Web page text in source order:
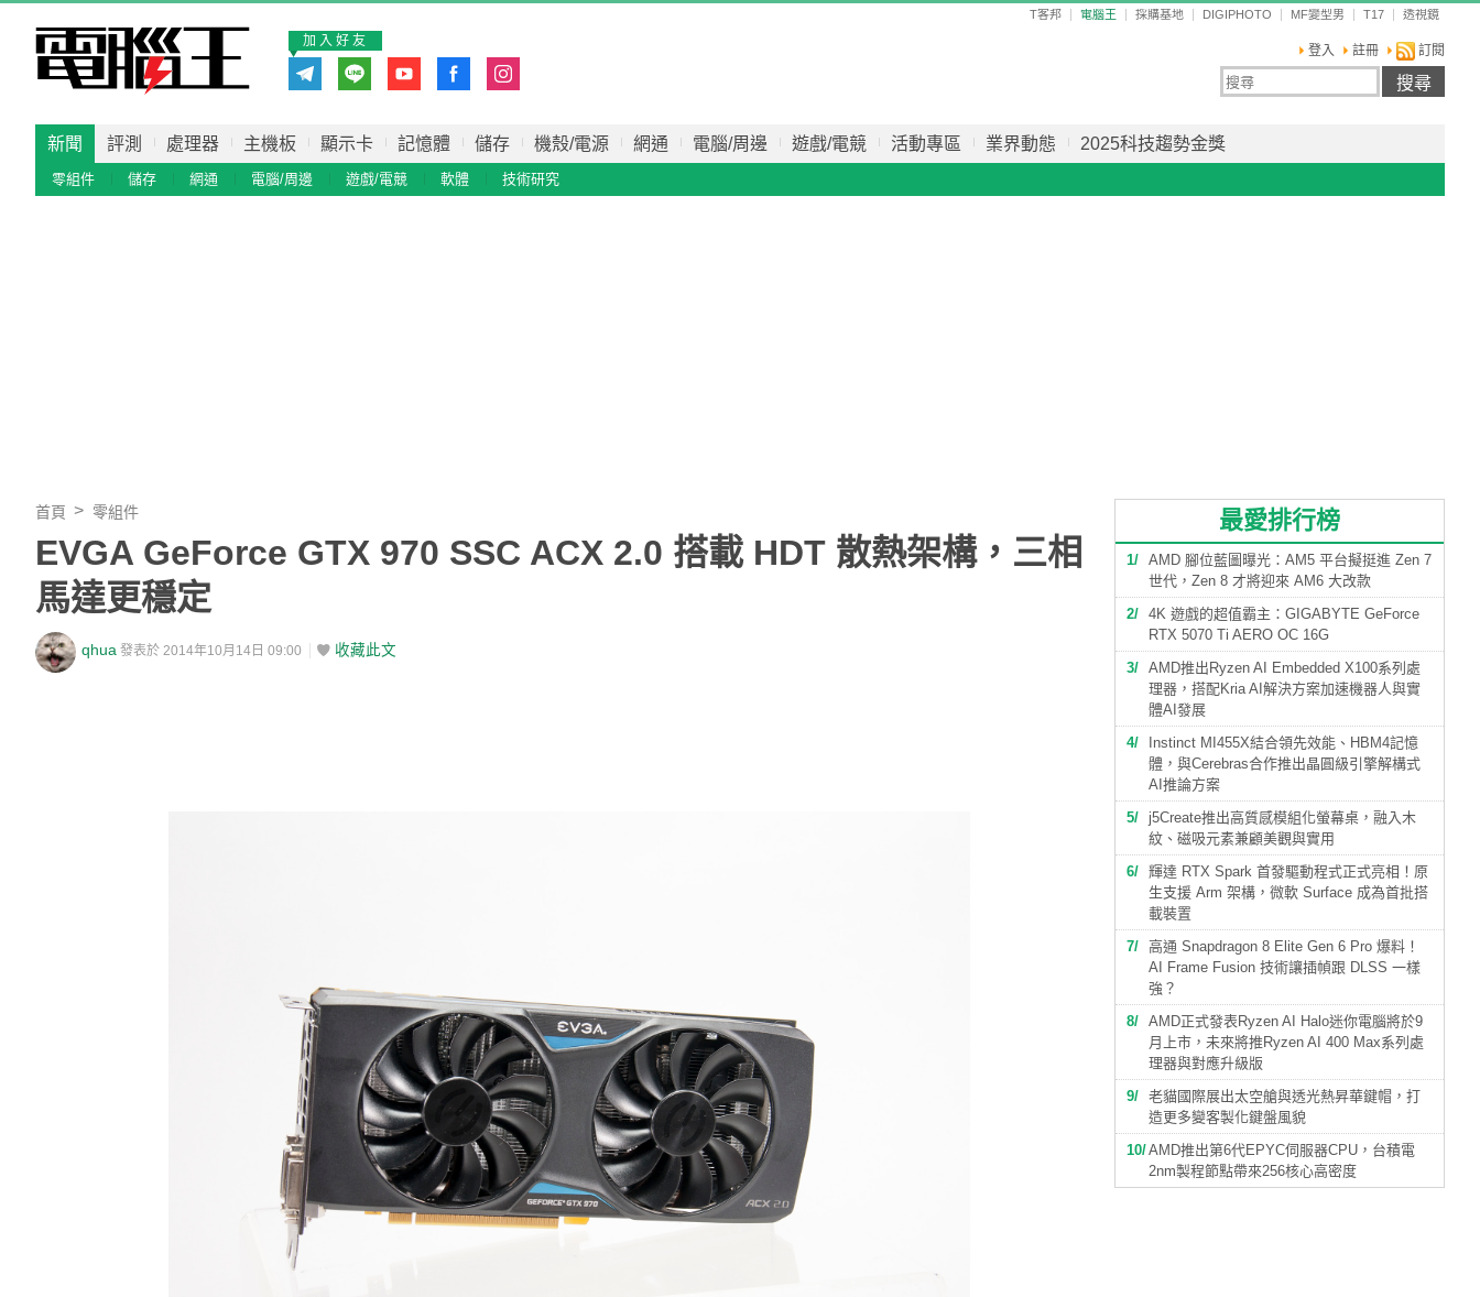
T客邦 電腦王 採購基地 DIGIPHOTO MF變型男 T17 透視鏡
登入 註冊 訂閱
加入好友
新聞 評測 處理器 主機板 顯示卡 記憶體 儲存 機殼/電源 網通 電腦/周邊 遊戲/電競 活動專區 業界動態 2025科技趨勢金獎
零組件 儲存 網通 電腦/周邊 遊戲/電競 軟體 技術研究
首頁 零組件
EVGA GeForce GTX 970 SSC ACX 2.0 搭載 HDT 散熱架構，三相
馬達更穩定
qhua 發表於 2014年10月14日 09:00 收藏此文
最愛排行榜
1
AMD 腳位藍圖曝光：AM5 平台擬挺進 Zen 7
世代，Zen 8 才將迎來 AM6 大改款
2
4K 遊戲的超值霸主：GIGABYTE GeForce
RTX 5070 Ti AERO OC 16G
3
AMD推出Ryzen AI Embedded X100系列處
理器，搭配Kria AI解決方案加速機器人與實
體AI發展
4
Instinct MI455X結合領先效能、HBM4記憶
體，與Cerebras合作推出晶圓級引擎解構式
AI推論方案
5
j5Create推出高質感模組化螢幕桌，融入木
紋、磁吸元素兼顧美觀與實用
6
輝達 RTX Spark 首發驅動程式正式亮相！原
生支援 Arm 架構，微軟 Surface 成為首批搭
載裝置
7
高通 Snapdragon 8 Elite Gen 6 Pro 爆料！
AI Frame Fusion 技術讓插幀跟 DLSS 一樣
強？
8
AMD正式發表Ryzen AI Halo迷你電腦將於9
月上市，未來將推Ryzen AI 400 Max系列處
理器與對應升級版
9
老貓國際展出太空艙與透光熱昇華鍵帽，打
造更多變客製化鍵盤風貌
10 AMD推出第6代EPYC伺服器CPU，台積電
2nm製程節點帶來256核心高密度